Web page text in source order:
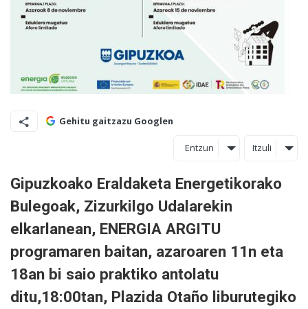
Gehitu gaitzazu Googlen
Entzun Itzuli
Gipuzkoako Eraldaketa Energetikorako
Bulegoak, Zizurkilgo Udalarekin
elkarlanean, ENERGIA ARGITU
programaren baitan, azaroaren 11n eta
18an bi saio praktiko antolatu
ditu,18:00tan, Plazida Otaño liburutegiko